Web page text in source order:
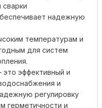
надежную
температурам и
для систем
это эффективный и
и
регулировку
герметичности и